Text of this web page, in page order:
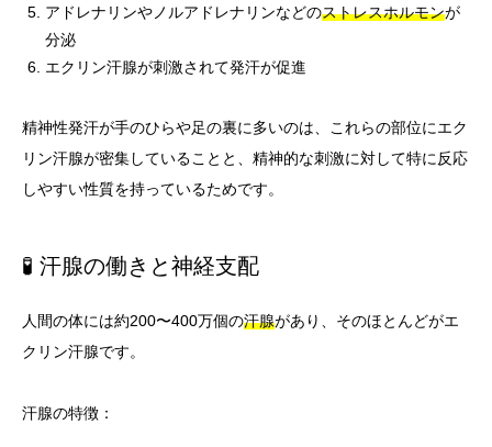
アドレナリンやノルアドレナリンなどのストレスホルモンが
分泌
エクリン汗腺が刺激されて発汗が促進
精神性発汗が手のひらや足の裏に多いのは、これらの部位にエク
リン汗腺が密集していることと、精神的な刺激に対して特に反応
しやすい性質を持っているためです。
🧪 汗腺の働きと神経支配
人間の体には約200〜400万個の汗腺があり、そのほとんどがエ
クリン汗腺です。
汗腺の特徴：